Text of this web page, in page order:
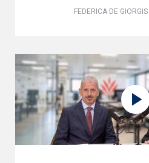
FEDERICA DE